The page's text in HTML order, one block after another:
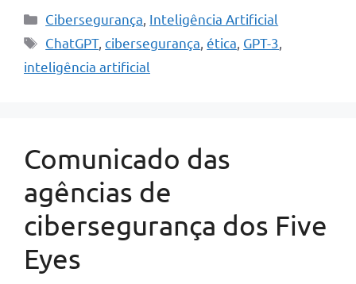
Categorias
Cibersegurança Inteligência Artificial
Tags
ChatGPT,cibersegurança ,ética GPT-3
inteligência artificial
Comunicado das
agências de
cibersegurança dos Five
Eyes